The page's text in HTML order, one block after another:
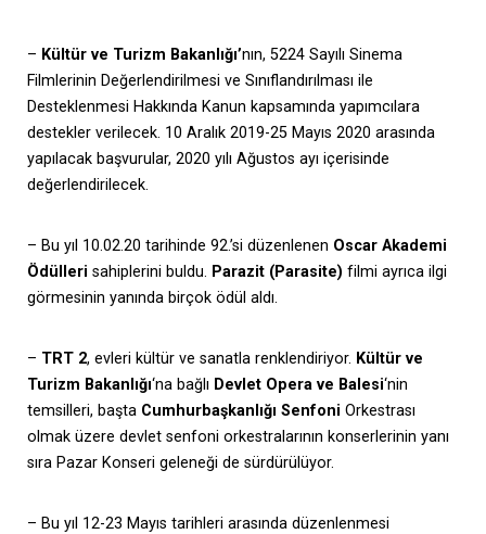
– Kültür ve Turizm Bakanlığı’nın, 5224 Sayılı Sinema
Filmlerinin Değerlendirilmesi ve Sınıflandırılması ile
Desteklenmesi Hakkında Kanun kapsamında yapımcılara
destekler verilecek. 10 Aralık 2019-25 Mayıs 2020 arasında
yapılacak başvurular, 2020 yılı Ağustos ayı içerisinde
değerlendirilecek.
– Bu yıl 10.02.20 tarihinde 92.’si düzenlenen Oscar Akademi
Ödülleri sahiplerini buldu. Parazit (Parasite) filmi ayrıca ilgi
görmesinin yanında birçok ödül aldı.
– TRT 2, evleri kültür ve sanatla renklendiriyor. Kültür ve
Turizm Bakanlığı‘na bağlı Devlet Opera ve Balesi‘nin
temsilleri, başta Cumhurbaşkanlığı Senfoni Orkestrası
olmak üzere devlet senfoni orkestralarının konserlerinin yanı
sıra Pazar Konseri geleneği de sürdürülüyor.
– Bu yıl 12-23 Mayıs tarihleri arasında düzenlenmesi